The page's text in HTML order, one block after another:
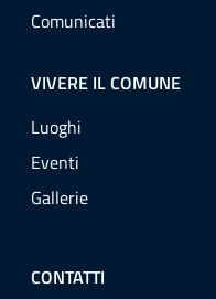
Comunicati
VIVERE IL COMUNE
Luoghi
Eventi
Gallerie
CONTATTI